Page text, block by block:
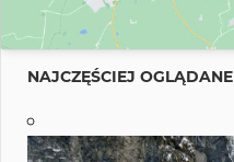
NAJCZĘŚCIEJ OGLĄDANE